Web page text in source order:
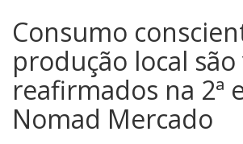
Consumo
produção local
reafirmados na 2ª
Nomad Mercado